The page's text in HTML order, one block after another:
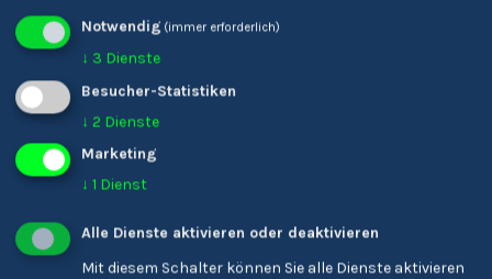
Notwendig (immer erforderlich)
↓ 3 Dienste
Besucher-Statistiken
↓ 2 Dienste
Marketing
↓ 1 Dienst
Alle Dienste aktivieren oder deaktivieren
Mit diesem Schalter können Sie alle Dienste aktivieren